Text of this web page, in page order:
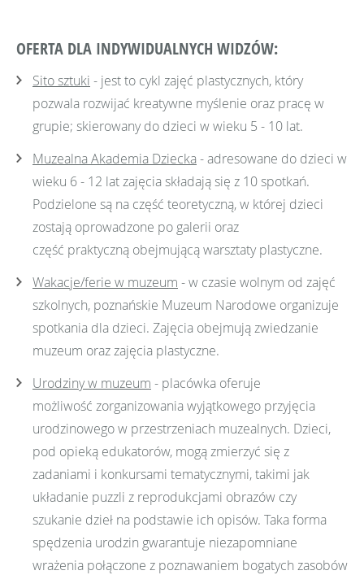
OFERTA DLA INDYWIDUALNYCH WIDZÓW:
Sito sztuki - jest to cykl zajęć plastycznych, który
pozwala rozwijać kreatywne myślenie oraz pracę w
grupie; skierowany do dzieci w wieku 5 - 10 lat.
Muzealna Akademia Dziecka- adresowane do dzieci w
wieku 6 - 12 lat zajęcia składają się z 10 spotkań.
Podzielone są na część teoretyczną, w której dzieci
zostają oprowadzone po galerii oraz
część praktyczną obejmującą warsztaty plastyczne.
Wakacje/ferie w muzeum - w czasie wolnym od zajęć
szkolnych, poznańskie Muzeum Narodowe organizuje
spotkania dla dzieci. Zajęcia obejmują zwiedzanie
muzeum oraz zajęcia plastyczne.
Urodziny w muzeum - placówka oferuje
możliwość zorganizowania wyjątkowego przyjęcia
urodzinowego w przestrzeniach muzealnych. Dzieci,
pod opieką edukatorów, mogą zmierzyć się z
zadaniami i konkursami tematycznymi, takimi jak
układanie puzzli z reprodukcjami obrazów czy
szukanie dzieł na podstawie ich opisów. Taka forma
spędzenia urodzin gwarantuje niezapomniane
wrażenia połączone z poznawaniem bogatych zasobów